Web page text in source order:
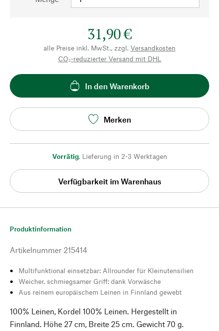
31,90 €
alle Preise inkl. MwSt., zzgl. Versandkosten
CO₂-reduzierter Versand mit DHL
In den Warenkorb
Merken
Vorrätig, Lieferung in 2-3 Werktagen
Verfügbarkeit im Warenhaus
Produktinformation
Artikelnummer 215414
Multifunktional einsetzbar: Allrounder für Kleinutensilien
Weicher, schmiegsamer Griff: dank Vorwäsche
Aus reinem europäischem Leinen in Finnland gewebt
100% Leinen, Kordel 100% Leinen. Hergestellt in
Finnland. Höhe 27 cm, Breite 25 cm. Gewicht 70 g.